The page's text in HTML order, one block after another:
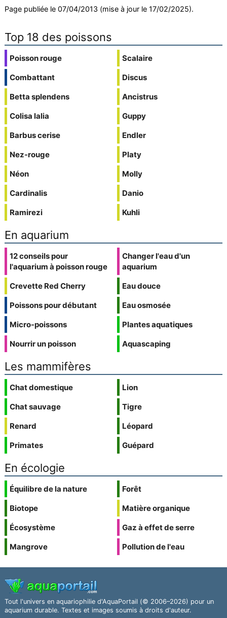
Page publiée le 07/04/2013 (mise à jour le 17/02/2025).
Top 18 des poissons
Poisson rouge
Combattant
Betta splendens
Colisa lalia
Barbus cerise
Nez-rouge
Néon
Cardinalis
Ramirezi
Scalaire
Discus
Ancistrus
Guppy
Endler
Platy
Molly
Danio
Kuhli
En aquarium
12 conseils pour
l'aquarium à poisson rouge
Crevette Red Cherry
Poissons pour débutant
Micro-poissons
Nourrir un poisson
Changer l'eau d'un
aquarium
Eau douce
Eau osmosée
Plantes aquatiques
Aquascaping
Les mammifères
Chat domestique
Chat sauvage
Renard
Primates
Lion
Tigre
Léopard
Guépard
En écologie
Équilibre de la nature
Biotope
Écosystème
Mangrove
Forêt
Matière organique
Gaz à effet de serre
Pollution de l'eau
Tout l'univers en aquariophilie d'AquaPortail (© 2006–2026) pour un
aquarium durable. Textes et images soumis à droits d'auteur.